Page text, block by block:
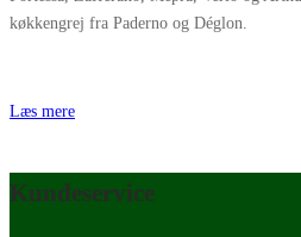
køkkengrej fra Paderno og Déglon.
Læs mere
Kundeservice